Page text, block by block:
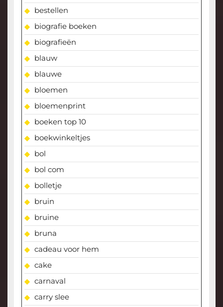
bestellen
biografie boeken
biografieën
blauw
blauwe
bloemen
bloemenprint
boeken top 10
boekwinkeltjes
bol
bol com
bolletje
bruin
bruine
bruna
cadeau voor hem
cake
carnaval
carry slee